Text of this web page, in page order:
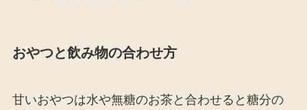
おやつと飲み物の合わせ方
甘いおやつは水や無糖のお茶と合わせると糖分の